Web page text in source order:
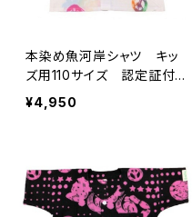
本染め魚河岸シャツ キッ
ズ用110サイズ 認定証付
き 木綿晒 平和柄 白×
虹色グラデーション レイン
マーク 職人の仕立てシャ
ツ てぬぐいシャツ 濱い
ちシャツ 焼津 浜通り
¥4,950